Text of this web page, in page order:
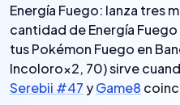
Energía Fuego: lanza tres
cantidad de Energía
tus Pokémon Fuego en
Incoloro×2, 70) sirve
Serebii #47yGame8